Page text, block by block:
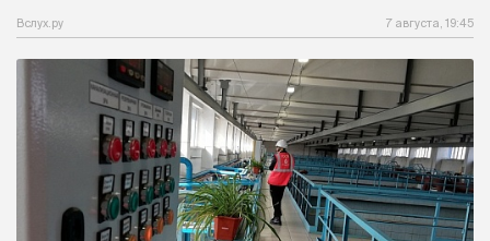
Вслух.ру 7 августа, 19:45